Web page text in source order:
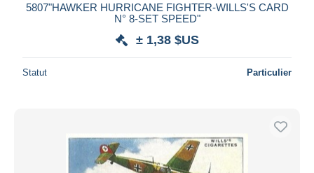
5807"HAWKER HURRICANE FIGHTER-WILLS'S CARD
N° 8-SET SPEED"
± 1,38 $US
Statut Particulier